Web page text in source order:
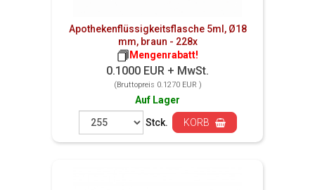
Apothekenflüssigkeitsflasche 5ml, Ø18
mm, braun - 228x
Mengenrabatt!
0.1000 EUR + MwSt.
(Bruttopreis 0.1270 EUR )
Auf Lager
Stck.
KORB